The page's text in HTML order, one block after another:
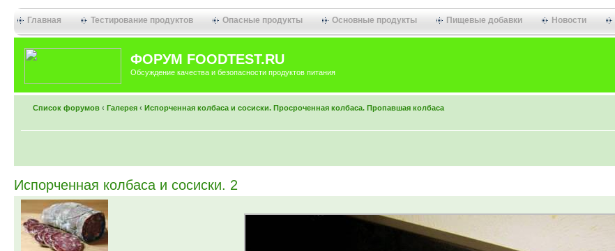
Главная Тестирование продуктов Опасные продукты Основные продукты Пищевые добавки Новости
ФОРУМ FOODTEST.RU
Обсуждение качества и безопасности продуктов питания
Список форумов ‹ Галерея ‹ Испорченная колбаса и сосиски. Просроченная колбаса. Пропавшая колбаса
Испорченная колбаса и сосиски. 2